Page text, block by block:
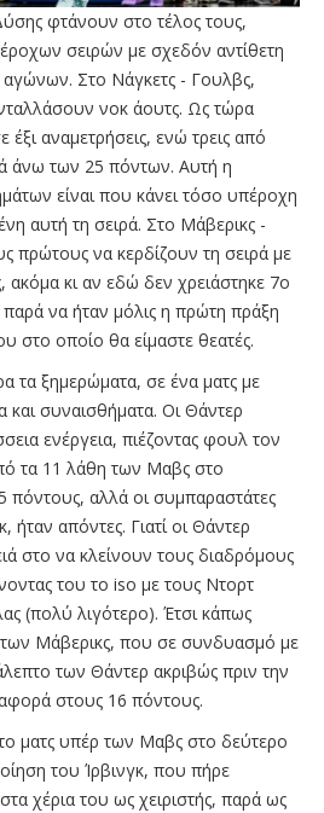
φτάνουν στο τέλος τους,
σειρών με σχεδόν αντίθετη
αγώνων. Στο Νάγκετς - Γουλβς,
νοκ άουτς. Ως τώρα
αναμετρήσεις, ενώ τρεις από
άνω των 25 πόντων. Αυτή η
είναι που κάνει τόσο υπέροχη
αυτή τη σειρά. Στο Μάβερικς -
πρώτους να κερδίζουν τη σειρά με
κι αν εδώ δεν χρειάστηκε 7ο
παρά να ήταν μόλις η πρώτη πράξη
στο οποίο θα είμαστε θεατές.
τα ξημερώματα, σε ένα ματς με
συναισθήματα. Οι Θάντερ
ενέργεια, πιέζοντας φουλ τον
τα 11 λάθη των Μαβς στο
πόντους, αλλά οι συμπαραστάτες
ήταν απόντες. Γιατί οι Θάντερ
στο να κλείνουν τους διαδρόμους
του το iso με τους Ντορτ
(πολύ λιγότερο). Έτσι κάπως
Μάβερικς, που σε συνδυασμό με
των Θάντερ ακριβώς πριν την
στους 16 πόντους.
ματς υπέρ των Μαβς στο δεύτερο
του Ίρβινγκ, που πήρε
χέρια του ως χειριστής, παρά ως